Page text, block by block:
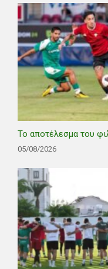
Το αποτέλεσμα του
05/08/2026